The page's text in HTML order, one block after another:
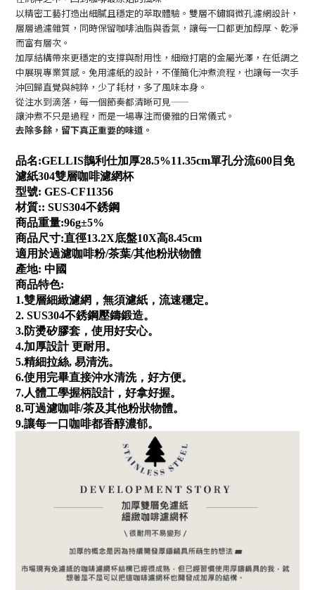
以精密工藝打造出細膩且穩定的萃取體驗。雙層不鏽鋼微孔濾網設計，
層層過濾雜質，同時保留咖啡油脂與香氣，讓每一口都更加醇厚、乾淨
而富有層次。
加厚結構帶來更穩定的支撐與耐用性，細緻打磨的金屬光澤，在低調之
中展現專業質感。免用濾紙的設計，不僅簡化沖煮流程，也讓每一次手
沖回歸直覺與純粹，少了耗材，多了風味本身。
從注水到滴落，每一個節奏都清晰可見——
讓沖煮不只是過程，而是一場專注而優雅的日常儀式。
去除多餘，留下真正重要的味道。
品名:GELLIS鵲利仕加厚28.5%11.35cm單孔分流600 目免
濾紙304雙層咖啡濾網杯
型號: GES-CF11356
材質:: SUS304不銹鋼
商品重量:96g±5%
商品尺寸:直徑13.2X底盤10X高8.45cm
適用於過濾咖啡粉/茶葉/其他粉狀物體
產地: 中國
商品特色:
1.雙層細緻濾網，無須濾紙，流速穩定。
2. SUS304不銹鋼壓鑄鍛造。
3.防燙矽膠套，使用好安心。
4.加厚設計 更耐用 。
5.精細拉絲, 易清洗。
6.使用完畢直接沖水清洗，好方便。
7.人體工學握柄設計，好拿好握。
8.可過濾咖啡/茶及其他粉狀物體。
9.讓每一口咖啡都香醇濃郁。